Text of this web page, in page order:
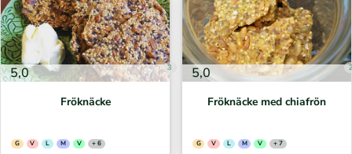
5,0 3
Fröknäcke
G V L M V + 6
5,0
Fröknäcke med chiafrön
G V L M V + 7